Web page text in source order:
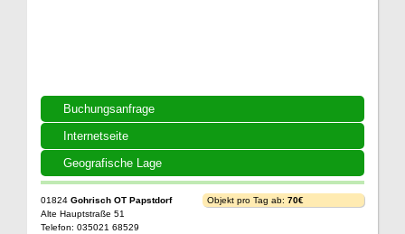
Buchungsanfrage
Internetseite
Geografische Lage
01824 Gohrisch OT Papstdorf
Alte Hauptstraße 51
Telefon: 035021 68529
Objekt pro Tag ab: 70€